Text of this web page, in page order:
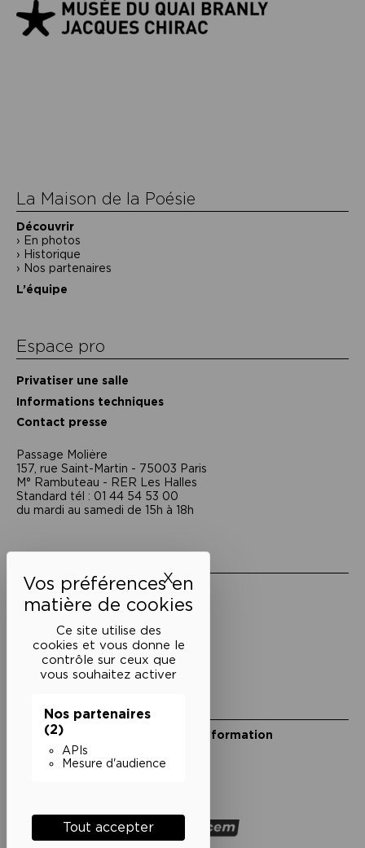
Ce site utilise des
cookies et vous donne le
contrôle sur ceux que
vous souhaitez activer
Nos partenaires
(2)
APIs
Mesure d'audience
Tout accepter
XMasquer le bandeau des
La Maison de la Poésie
Découvrir
En photos
Historique
Nos partenaires
L’équipe
Espace pro
Privatiser une salle
Informations techniques
Contact presse
Passage Moliėre
157, rue Saint-Martin - 75003 Paris
M° Rambuteau - RER Les Halles
Standard tél : 01 44 54 53 00
du mardi au samedi de 15h à 18h
Mentions légales
Politique de confidentialité
Conditions générales de vente
Cookies
Restons en lien
Inscrivez-vous à notre lettre d’information
Suivez-nous sur les réseaux